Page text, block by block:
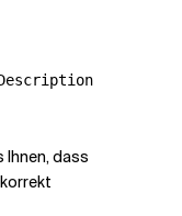
Ihnen, dass